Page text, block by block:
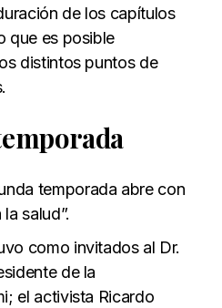
de los capítulos
que es posible
distintos puntos de
temporada abre con
salud”.
como invitados al Dr.
de la
el activista Ricardo